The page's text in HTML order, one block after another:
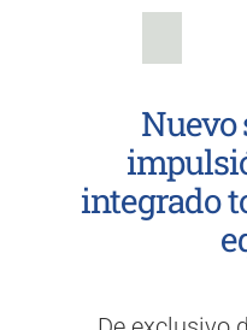
Nuevo
integrado